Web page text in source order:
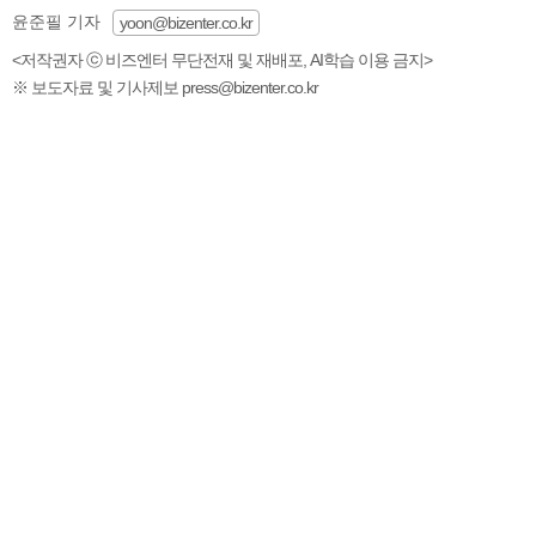
윤준필 기자
yoon@bizenter.co.kr
<저작권자 ⓒ 비즈엔터 무단전재 및 재배포, AI학습 이용 금지>
※ 보도자료 및 기사제보 press@bizenter.co.kr